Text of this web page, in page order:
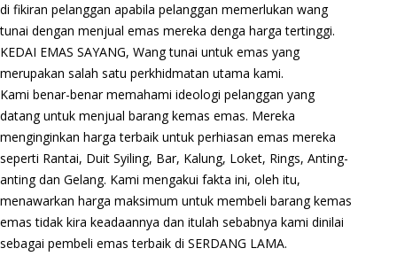
di fikiran pelanggan apabila pelanggan memerlukan wang
tunai dengan menjual emas mereka denga harga tertinggi.
KEDAI EMAS SAYANG, Wang tunai untuk emas yang
merupakan salah satu perkhidmatan utama kami.
Kami benar-benar memahami ideologi pelanggan yang
datang untuk menjual barang kemas emas. Mereka
menginginkan harga terbaik untuk perhiasan emas mereka
seperti Rantai, Duit Syiling, Bar, Kalung, Loket, Rings, Anting-
anting dan Gelang. Kami mengakui fakta ini, oleh itu,
menawarkan harga maksimum untuk membeli barang kemas
emas tidak kira keadaannya dan itulah sebabnya kami dinilai
sebagai pembeli emas terbaik di SERDANG LAMA.